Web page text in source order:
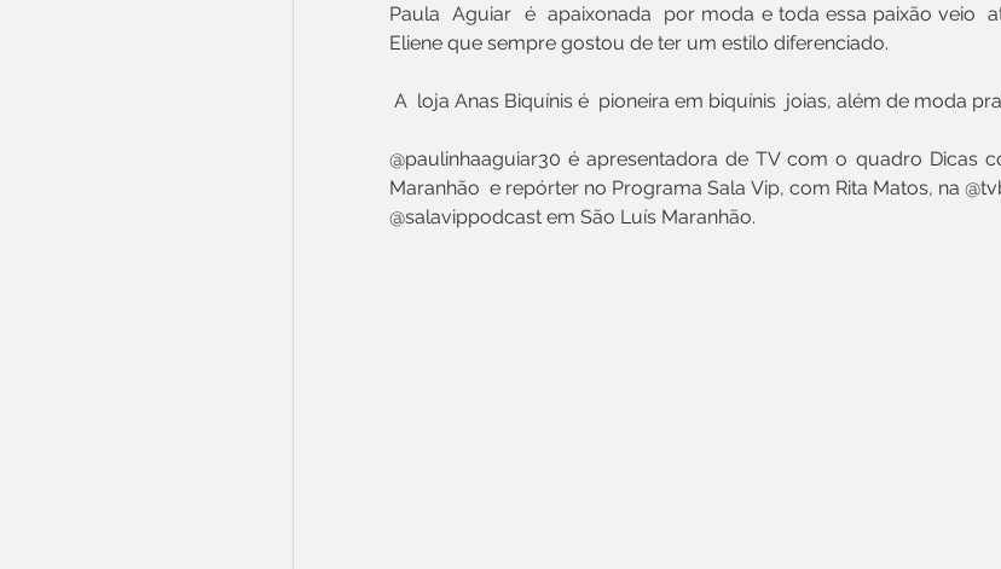
Paula  Aguiar  é  apaixonada  por moda e toda essa paixão veio
Eliene que sempre gostou de ter um estilo diferenciado.
A  loja Anas Biquínis é  pioneira em biquínis  joias, além de moda
@paulinhaaguiar30 é apresentadora de TV com o quadro Dicas
Maranhão  e repórter no Programa Sala Vip, com Rita Matos, na
@salavippodcast em São Luís Maranhão.